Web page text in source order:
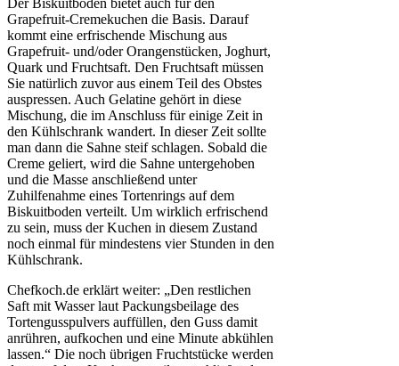
Der Biskuitboden bietet auch für den
Grapefruit-Cremekuchen die Basis. Darauf
kommt eine erfrischende Mischung aus
Grapefruit- und/oder Orangenstücken, Joghurt,
Quark und Fruchtsaft. Den Fruchtsaft müssen
Sie natürlich zuvor aus einem Teil des Obstes
auspressen. Auch Gelatine gehört in diese
Mischung, die im Anschluss für einige Zeit in
den Kühlschrank wandert. In dieser Zeit sollte
man dann die Sahne steif schlagen. Sobald die
Creme geliert, wird die Sahne untergehoben
und die Masse anschließend unter
Zuhilfenahme eines Tortenrings auf dem
Biskuitboden verteilt. Um wirklich erfrischend
zu sein, muss der Kuchen in diesem Zustand
noch einmal für mindestens vier Stunden in den
Kühlschrank.
Chefkoch.de erklärt weiter: „Den restlichen
Saft mit Wasser laut Packungsbeilage des
Tortengusspulvers auffüllen, den Guss damit
anrühren, aufkochen und eine Minute abkühlen
lassen.“ Die noch übrigen Fruchtstücke werden